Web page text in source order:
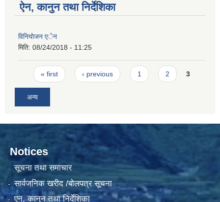
ऐन, कानुन तथा निर्देशिका
विनियाेजन एेन
मिति: 08/24/2018 - 11:25
Pages
« first ‹ previous 1 2 3
अन्य
Notices
सूचना तथा समाचार
सार्वजनिक खरीद /बोलपत्र सूचना
एन, कानुन तथा निर्देशिका